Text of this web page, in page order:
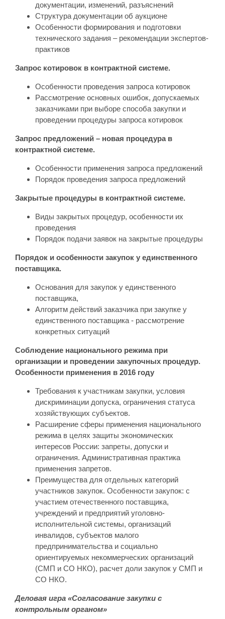
документации, изменений, разъяснений
Структура документации об аукционе
Особенности формирования и подготовки
технического задания – рекомендации экспертов-
практиков
Запрос котировок в контрактной системе.
Особенности проведения запроса котировок
Рассмотрение основных ошибок, допускаемых
заказчиками при выборе способа закупки и
проведении процедуры запроса котировок
Запрос предложений – новая процедура в
контрактной системе.
Особенности применения запроса предложений
Порядок проведения запроса предложений
Закрытые процедуры в контрактной системе.
Виды закрытых процедур, особенности их
проведения
Порядок подачи заявок на закрытые процедуры
Порядок и особенности закупок у единственного
поставщика.
Основания для закупок у единственного
поставщика,
Алгоритм действий заказчика при закупке у
единственного поставщика - рассмотрение
конкретных ситуаций
Соблюдение национального режима при
организации и проведении закупочных процедур.
Особенности применения в 2016 году
Требования к участникам закупки, условия
дискриминации допуска, ограничения статуса
хозяйствующих субъектов.
Расширение сферы применения национального
режима в целях защиты экономических
интересов России: запреты, допуски и
ограничения. Административная практика
применения запретов.
Преимущества для отдельных категорий
участников закупок. Особенности закупок: с
участием отечественного поставщика,
учреждений и предприятий уголовно-
исполнительной системы, организаций
инвалидов, субъектов малого
предпринимательства и социально
ориентируемых некоммерческих организаций
(СМП и СО НКО), расчет доли закупок у СМП и
СО НКО.
Деловая игра «Согласование закупки с
контрольным органом»